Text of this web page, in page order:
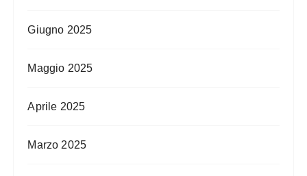
Giugno 2025
Maggio 2025
Aprile 2025
Marzo 2025